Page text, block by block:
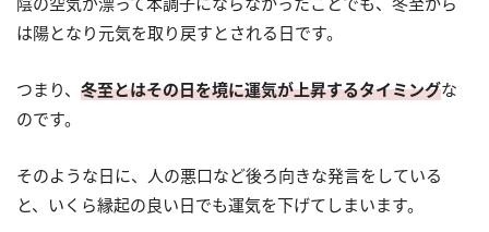
は陽となり元気を取り戻すとされる日です。
つまり、 冬至とはその日を境に運気が上昇するタイミングな
のです。
そのような日に、人の悪口など後ろ向きな発言をしている
と、いくら縁起の良い日でも運気を下げてしまいます。